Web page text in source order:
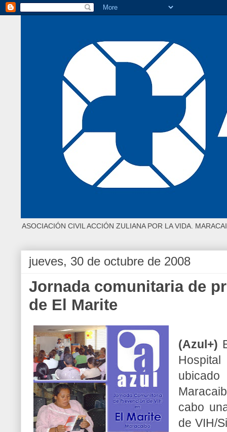
ASOCIACIÓN CIVIL ACCIÓN ZULIANA POR LA VIDA.
jueves, 30 de octubre de 2008
Jornada comunitaria de
de El Marite
(Azul+)
cabo
de VIH/